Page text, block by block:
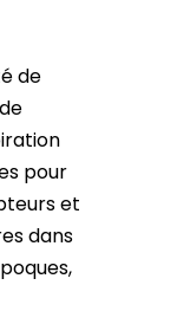
de
pour
et
dans